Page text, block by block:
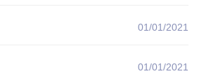
01/01/2021
01/01/2021